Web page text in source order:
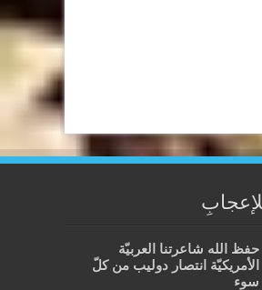
للإعجابِ
حفظ الله شاعرتنا العربيّة
الأمريكيّة انتصار دوليب من كلّ
سوء